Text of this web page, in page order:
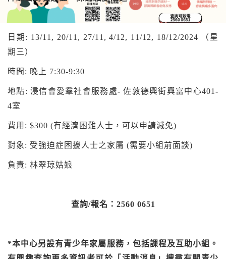
日期: 13/11, 20/11, 27/11, 4/12, 11/12, 18/12/2024 （星
期三）
時間: 晚上 7:30-9:30
地點: 浸信會愛羣社會服務處- 佐敦德興街興富中心401-
4室
費用: $300 (有經濟困難人士，可以申請減免)
對象: 受強迫症困擾人士之家屬 (需要小組前面談)
負責: 林翠琼姑娘
查詢/報名：2560 0651
*本中心另設有青少年家屬服務，包括課程及互助小組。